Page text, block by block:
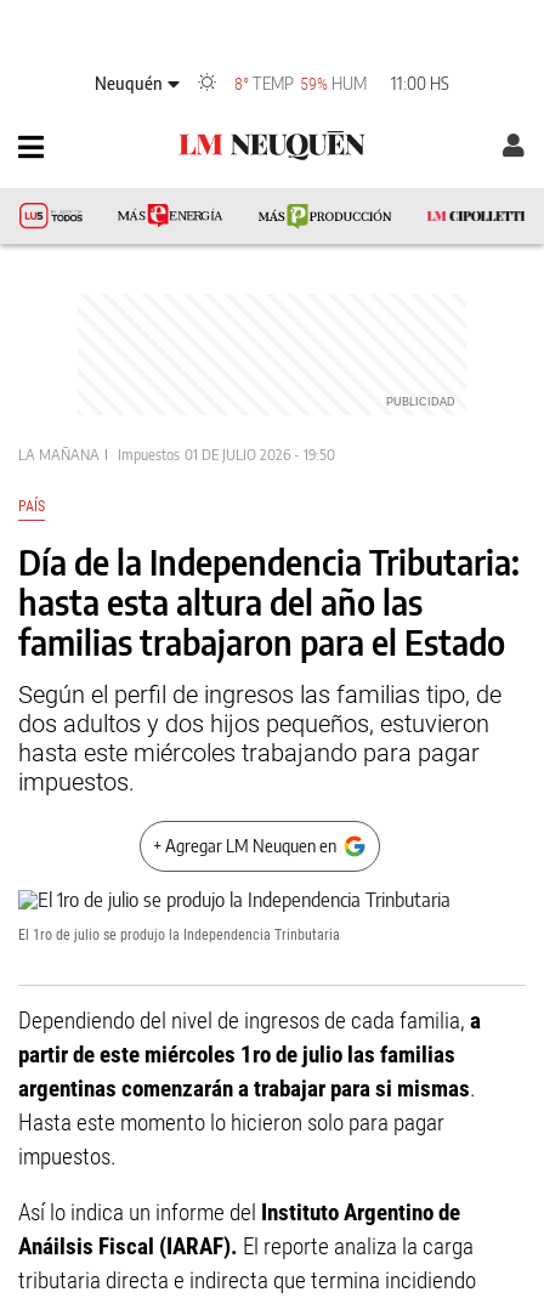
Neuquén 8°TEMP 59% HUM 11:00 HS
LA MAÑANA Impuestos 01 DE JULIO 2026 - 19:50
PAÍS
Día de la Independencia Tributaria:
hasta esta altura del año las
familias trabajaron para el Estado
Según el perfil de ingresos las familias tipo, de
dos adultos y dos hijos pequeños, estuvieron
hasta este miércoles trabajando para pagar
impuestos.
+ Agregar LM Neuquen en
El 1ro de julio se produjo la Independencia Trinbutaria
Dependiendo del nivel de ingresos de cada familia, a
partir de este miércoles 1ro de julio las familias
argentinas comenzarán a trabajar para si mismas.
Hasta este momento lo hicieron solo para pagar
impuestos.
Así lo indica un informe del Instituto Argentino de
Anáilsis Fiscal (IARAF). El reporte analiza la carga
tributaria directa e indirecta que termina incidiendo